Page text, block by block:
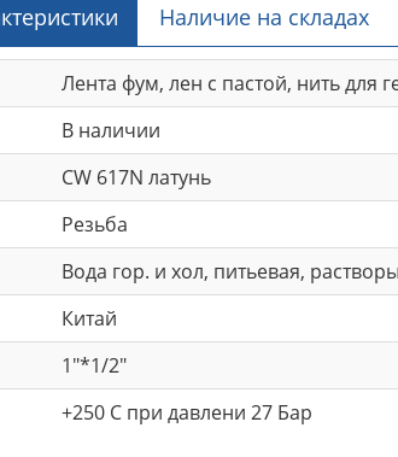
Наличие на складах
Лента фум, лен с пастой, нить для
В наличии
CW 617N латунь
Резьба
Вода гор. и хол, питьевая,
Китай
1"*1/2"
+250 С при давлени 27 Бар